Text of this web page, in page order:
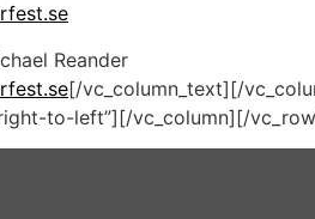
Reander
[/vc_column_text][/
to-left”][/vc_column][/